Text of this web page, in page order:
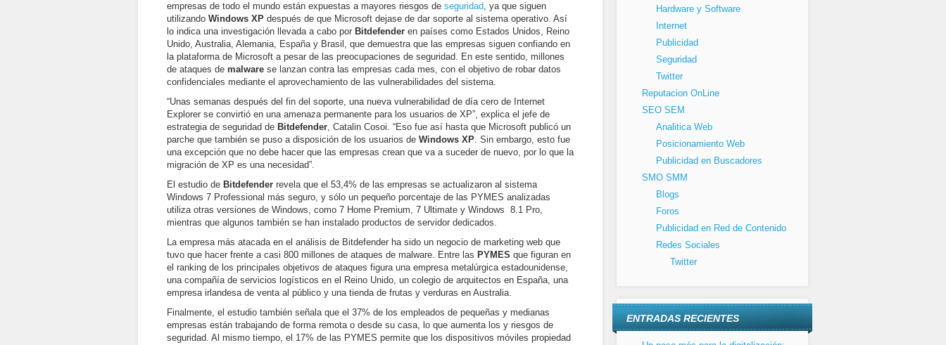
empresas de todo el mundo están expuestas a mayores riesgos de seguridad, ya que siguen
utilizando Windows XP después de que Microsoft dejase de dar soporte al sistema operativo. Así
lo indica una investigación llevada a cabo por Bitdefender en países como Estados Unidos, Reino
Unido, Australia, Alemania, España y Brasil, que demuestra que las empresas siguen confiando en
la plataforma de Microsoft a pesar de las preocupaciones de seguridad. En este sentido, millones
de ataques de malware se lanzan contra las empresas cada mes, con el objetivo de robar datos
confidenciales mediante el aprovechamiento de las vulnerabilidades del sistema.
“Unas semanas después del fin del soporte, una nueva vulnerabilidad de día cero de Internet
Explorer se convirtió en una amenaza permanente para los usuarios de XP”, explica el jefe de
estrategia de seguridad de Bitdefender, Catalin Cosoi. “Eso fue así hasta que Microsoft publicó un
parche que también se puso a disposición de los usuarios de Windows XP. Sin embargo, esto fue
una excepción que no debe hacer que las empresas crean que va a suceder de nuevo, por lo que la
migración de XP es una necesidad”.
El estudio de Bitdefender revela que el 53,4% de las empresas se actualizaron al sistema
Windows 7 Professional más seguro, y sólo un pequeño porcentaje de las PYMES analizadas
utiliza otras versiones de Windows, como 7 Home Premium, 7 Ultimate y Windows 8.1 Pro,
mientras que algunos también se han instalado productos de servidor dedicados.
La empresa más atacada en el análisis de Bitdefender ha sido un negocio de marketing web que
tuvo que hacer frente a casi 800 millones de ataques de malware. Entre las PYMES que figuran en
el ranking de los principales objetivos de ataques figura una empresa metalúrgica estadounidense,
una compañía de servicios logísticos en el Reino Unido, un colegio de arquitectos en España, una
empresa irlandesa de venta al público y una tienda de frutas y verduras en Australia.
Finalmente, el estudio también señala que el 37% de los empleados de pequeñas y medianas
empresas están trabajando de forma remota o desde su casa, lo que aumenta los y riesgos de
seguridad. Al mismo tiempo, el 17% de las PYMES permite que los dispositivos móviles propiedad
Hardware y Software
Internet
Publicidad
Seguridad
Twitter
Reputacion OnLine
SEO SEM
Analitica Web
Posicionamiento Web
Publicidad en Buscadores
SMO SMM
Blogs
Foros
Publicidad en Red de Contenido
Redes Sociales
Twitter
ENTRADAS RECIENTES